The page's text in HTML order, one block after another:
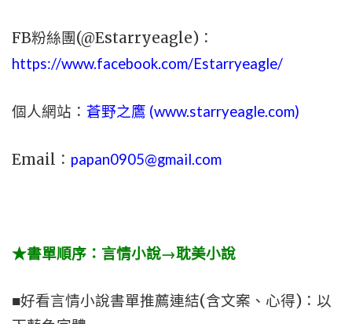
FB粉絲團(@Estarryeagle)：
https://www.facebook.com/Estarryeagle/
個人網站： 蒼野之鷹 (www.starryeagle.com)
Email： papan0905@gmail.com
★書單順序：言情小說→耽美小說
■好看言情小說書單推薦連結(含文案、心得)：以